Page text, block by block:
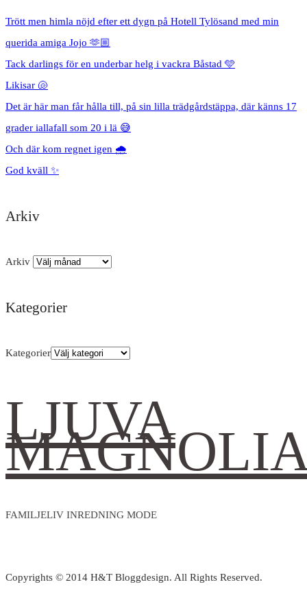
Trött men himla nöjd efter ett dygn på Hotell Tylösand med min
querida amiga Jojo 🫶🏼
Tack darlings för en underbar helg i vackra Båstad 🩵
Likisar 🐚
Det är här man får hålla till, på sin lilla trädgårdstäppa, där känns 17
grader iallafall som 20 i lä 😅
Och där kom regnet igen 🌧️
God kväll ✨
Arkiv
Arkiv
Kategorier
Kategorier
LJUVA
FAMILJELIV INREDNING MODE
Copyrights © 2014 H&T Bloggdesign. All Rights Reserved.